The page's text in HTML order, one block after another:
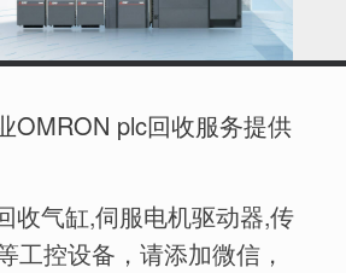
OMRON plc回收服务提供
收气缸,伺服电机驱动器,传
工控设备，请添加微信，